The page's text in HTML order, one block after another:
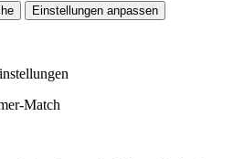
Einstellungen anpassen
Match